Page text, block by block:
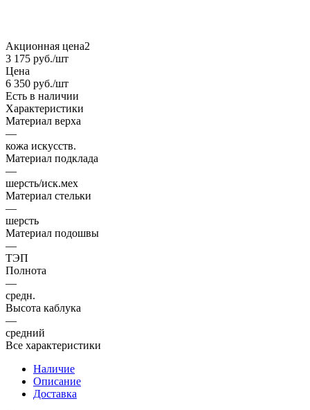
Акционная цена2
3 175 руб./шт
Цена
6 350 руб./шт
Есть в наличии
Характеристики
Материал верха
—
кожа искусств.
Материал подклада
—
шерсть/иск.мех
Материал стельки
—
шерсть
Материал подошвы
—
ТЭП
Полнота
—
средн.
Высота каблука
—
средний
Все характеристики
Наличие
Описание
Доставка